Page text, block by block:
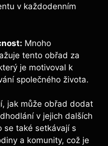
v každodenním
Mnoho
tento obřad za
je motivoval k
společného života.
jak může obřad dodat
v jejich dalších
se také setkávají s
a komunity, což je